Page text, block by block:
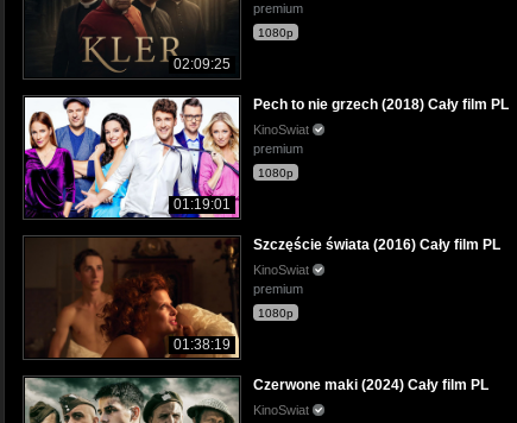
02:09:25
premium
1080p
01:19:01
Pech to nie grzech (2018) Cały film PL
KinoSwiat
premium
1080p
01:38:19
Szczęście świata (2016) Cały film PL
KinoSwiat
premium
1080p
Czerwone maki (2024) Cały film PL
KinoSwiat